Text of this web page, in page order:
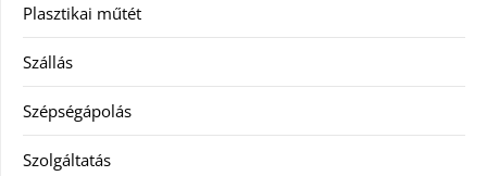
Plasztikai műtét
Szállás
Szépségápolás
Szolgáltatás